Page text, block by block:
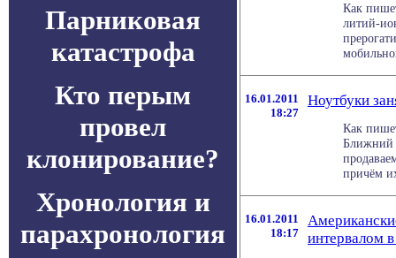
Парниковая
катастрофа
Кто перым
провел
клонирование?
Хронология и
парахронология
Как
литий-
16.01.2011
18:27
Ноутбуки
Как
Ближний
причём
16.01.2011
18:17
интервалом